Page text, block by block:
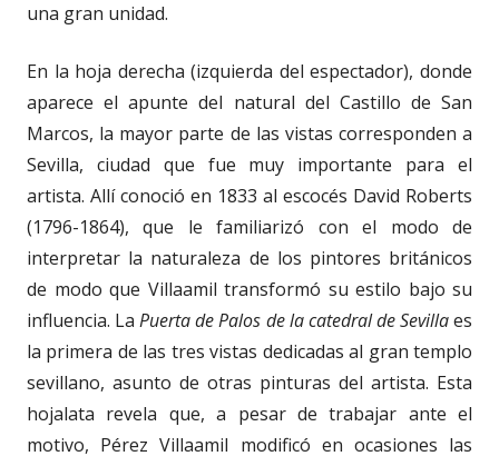
una gran unidad.
En la hoja derecha (izquierda del espectador), donde
aparece el apunte del natural del Castillo de San
Marcos, la mayor parte de las vistas corresponden a
Sevilla, ciudad que fue muy importante para el
artista. Allí conoció en 1833 al escocés David Roberts
(1796-1864), que le familiarizó con el modo de
interpretar la naturaleza de los pintores británicos
de modo que Villaamil transformó su estilo bajo su
influencia. LaPuerta de Palos de la catedral de Sevillaes
la primera de las tres vistas dedicadas al gran templo
sevillano, asunto de otras pinturas del artista. Esta
hojalata revela que, a pesar de trabajar ante el
motivo, Pérez Villaamil modificó en ocasiones las